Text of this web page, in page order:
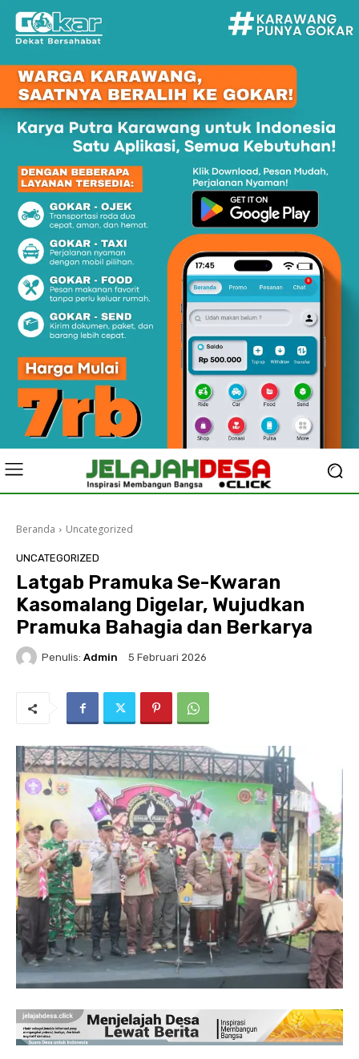
Beranda Uncategorized
UNCATEGORIZED
Latgab Pramuka Se-Kwaran
Kasomalang Digelar, Wujudkan
Pramuka Bahagia dan Berkarya‎
Penulis: Admin 5 Februari 2026